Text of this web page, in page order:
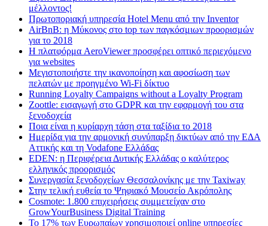
μέλλοντος!
Πρωτοποριακή υπηρεσία Hotel Menu από την Inventor
AirBnB: η Μύκονος στο top των παγκόσμιων προορισμών
για το 2018
Η πλατφόρμα AeroViewer προσφέρει οπτικό περιεχόμενο
για websites
Μεγιστοποιήστε την ικανοποίηση και αφοσίωση των
πελατών με προηγμένο Wi-Fi δίκτυο
Running Loyalty Campaigns without a Loyalty Program
Zoottle: εισαγωγή στο GDPR και την εφαρμογή του στα
ξενοδοχεία
Ποια είναι η κυρίαρχη τάση στα ταξίδια το 2018
Ημερίδα για την αρμονική συνύπαρξη δικτύων από την ΕΔΑ
Αττικής και τη Vodafone Ελλάδας
EDEN: η Περιφέρεια Δυτικής Ελλάδας ο καλύτερος
ελληνικός προορισμός
Συνεργασία ξενοδοχείων Θεσσαλονίκης με την Taxiway
Στην τελική ευθεία το Ψηφιακό Μουσείο Ακρόπολης
Cosmote: 1.800 επιχειρήσεις συμμετείχαν στο
GrowYourBusiness Digital Training
Το 17% των Ευρωπαίων χρησιμοποιεί online υπηρεσίες